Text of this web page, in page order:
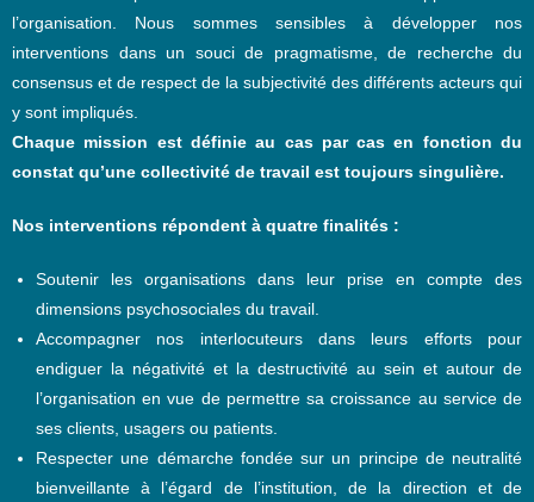
l’organisation. Nous sommes sensibles à développer nos
interventions dans un souci de pragmatisme, de recherche du
consensus et de respect de la subjectivité des différents acteurs qui
y sont impliqués.
Chaque mission est définie au cas par cas en fonction du
constat qu’une collectivité de travail est toujours singulière.
Nos interventions répondent à quatre finalités :
Soutenir les organisations dans leur prise en compte des
dimensions psychosociales du travail.
Accompagner nos interlocuteurs dans leurs efforts pour
endiguer la négativité et la destructivité au sein et autour de
l’organisation en vue de permettre sa croissance au service de
ses clients, usagers ou patients.
Respecter une démarche fondée sur un principe de neutralité
bienveillante à l’égard de l’institution, de la direction et de